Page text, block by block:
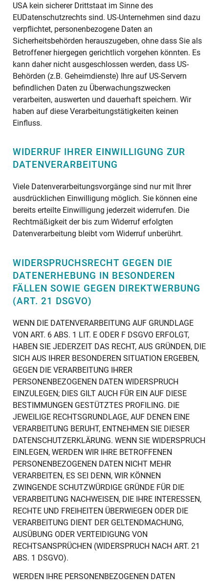
USA kein sicherer Drittstaat im Sinne des
EUDatenschutzrechts sind. US-Unternehmen sind dazu
verpflichtet, personenbezogene Daten an
Sicherheitsbehörden herauszugeben, ohne dass Sie als
Betroffener hiergegen gerichtlich vorgehen könnten. Es
kann daher nicht ausgeschlossen werden, dass US-
Behörden (z.B. Geheimdienste) Ihre auf US-Servern
befindlichen Daten zu Überwachungszwecken
verarbeiten, auswerten und dauerhaft speichern. Wir
haben auf diese Verarbeitungstätigkeiten keinen
Einfluss.
WIDERRUF IHRER EINWILLIGUNG ZUR
DATENVERARBEITUNG
Viele Datenverarbeitungsvorgänge sind nur mit Ihrer
ausdrücklichen Einwilligung möglich. Sie können eine
bereits erteilte Einwilligung jederzeit widerrufen. Die
Rechtmäßigkeit der bis zum Widerruf erfolgten
Datenverarbeitung bleibt vom Widerruf unberührt.
WIDERSPRUCHSRECHT GEGEN DIE
DATENERHEBUNG IN BESONDEREN
FÄLLEN SOWIE GEGEN DIREKTWERBUNG
(ART. 21 DSGVO)
WENN DIE DATENVERARBEITUNG AUF GRUNDLAGE
VON ART. 6 ABS. 1 LIT. E ODER F DSGVO ERFOLGT,
HABEN SIE JEDERZEIT DAS RECHT, AUS GRÜNDEN, DIE
SICH AUS IHRER BESONDEREN SITUATION ERGEBEN,
GEGEN DIE VERARBEITUNG IHRER
PERSONENBEZOGENEN DATEN WIDERSPRUCH
EINZULEGEN; DIES GILT AUCH FÜR EIN AUF DIESE
BESTIMMUNGEN GESTÜTZTES PROFILING. DIE
JEWEILIGE RECHTSGRUNDLAGE, AUF DENEN EINE
VERARBEITUNG BERUHT, ENTNEHMEN SIE DIESER
DATENSCHUTZERKLÄRUNG. WENN SIE WIDERSPRUCH
EINLEGEN, WERDEN WIR IHRE BETROFFENEN
PERSONENBEZOGENEN DATEN NICHT MEHR
VERARBEITEN, ES SEI DENN, WIR KÖNNEN
ZWINGENDE SCHUTZWÜRDIGE GRÜNDE FÜR DIE
VERARBEITUNG NACHWEISEN, DIE IHRE INTERESSEN,
RECHTE UND FREIHEITEN ÜBERWIEGEN ODER DIE
VERARBEITUNG DIENT DER GELTENDMACHUNG,
AUSÜBUNG ODER VERTEIDIGUNG VON
RECHTSANSPRÜCHEN (WIDERSPRUCH NACH ART. 21
ABS. 1 DSGVO).
WERDEN IHRE PERSONENBEZOGENEN DATEN